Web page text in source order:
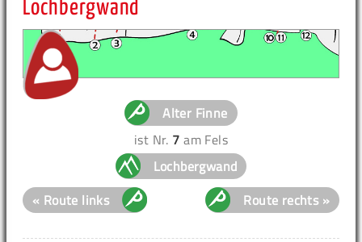
Lochbergwand
Alter Finne
ist Nr. 7 am Fels
Lochbergwand
« Route links
Route rechts »